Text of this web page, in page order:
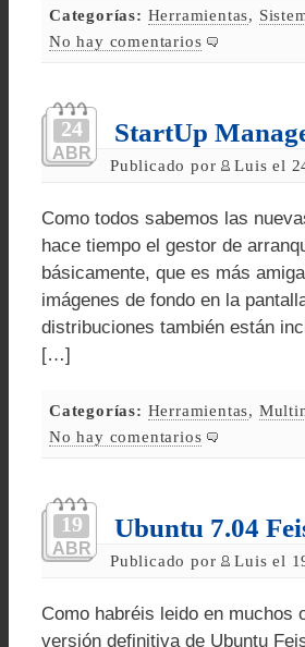
Categorías: Herramientas,
No hay comentarios
24
ABR
StartUp
Publicado por Luis el
Como todos sabemos las
hace tiempo el gestor de
básicamente, que es más
imágenes de fondo en la
distribuciones también están
[…]
Categorías: Herramientas,
No hay comentarios
19
ABR
Ubuntu 7.04
Publicado por Luis el
Como habréis leido en
versión definitiva de Ubuntu